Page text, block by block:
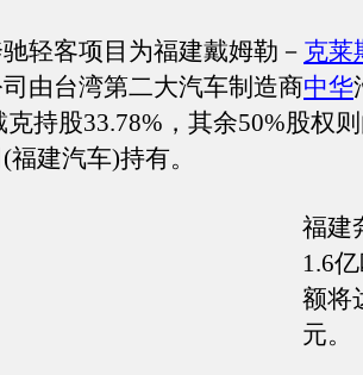
客项目为福建戴姆勒－ 克莱
由台湾第二大汽车制造商中华
克持股33.78%，其余50%股权
建汽车)持有。
福建
1.6
额将
元。